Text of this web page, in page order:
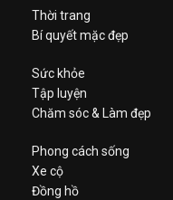
Thời trang
Bí quyết mặc đẹp
Sức khỏe
Tập luyện
Chăm sóc & Làm đẹp
Phong cách sống
Xe cộ
Đồng hồ